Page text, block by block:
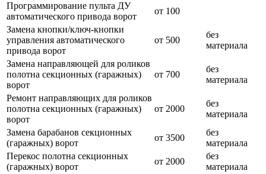
Программирование пульта ДУ
автоматического привода ворот
от 100
Замена кнопки/ключ-кнопки
управления автоматического
привода ворот
от 500
без
материала
Замена направляющей для роликов
полотна секционных (гаражных)
ворот
от 700
без
материала
Ремонт направляющих для роликов
полотна секционных (гаражных)
ворот
от 2000
без
материала
Замена барабанов секционных
(гаражных) ворот
от 3500
без
материала
Перекос полотна секционных
(гаражных) ворот
от 2000
без
материала